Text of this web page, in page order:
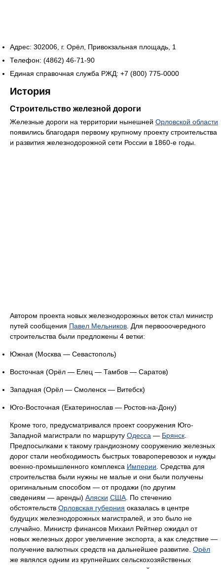
Адрес: 302006, г. Орёл, Привокзальная площадь, 1
Телефон: (4862) 46-71-90
Единая справочная служба РЖД: +7 (800) 775-0000
История
Строительство железной дороги
Железные дороги на территории нынешней Орловской области
появились благодаря первому крупному проекту строительства
и развития железнодорожной сети России в 1860-е годы.
Автором проекта новых железнодорожных веток стал министр
путей сообщения Павел Мельников . Для первооочередного
строительства были предложены 4 ветки:
Южная (Москва — Севастополь)
Восточная (Орёл — Елец — Тамбов — Саратов)
Западная (Орёл — Смоленск — Витебск)
Юго-Восточная (Екатеринослав — Ростов-на-Дону)
Кроме того, предусматривался проект сооружения Юго-
Западной магистрали по маршруту Одесса — Брянск
Предпосылками к такому грандиозному сооружению железных
дорог стали необходимость быстрых товароперевозок и нужды
военно-промышленного комплекса Империи . Средства для
строительства были нужны не малые и они были получены
оригинальным способом — от продажи (по другим
сведениям — аренды) Аляски США . По стечению
обстоятельств Орловская губерния оказалась в центре
будущих железнодорожных магистралей, и это было не
случайно. Министр финансов Михаил Рейтнер ожидал от
новых железных дорог увеличение экспорта, а как следствие —
получение валютных средств на дальнейшее развитие. Орёл
же являлся одним из крупнейших сельскохозяйственых